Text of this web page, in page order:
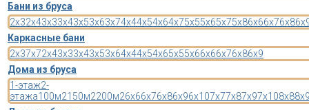
Бани из бруса
2x32x43x33x43x53x63x74x44x54x64x75x55x65x75x86x66x76x8
Каркасные бани
2x37x72x43x33x43x53x64x44x54x65x55x66x66x76x86x9
Дома из бруса
1-этаж2-
этажа100м2150м2200м26x66x76x86x96x107x77x87x97x108x8